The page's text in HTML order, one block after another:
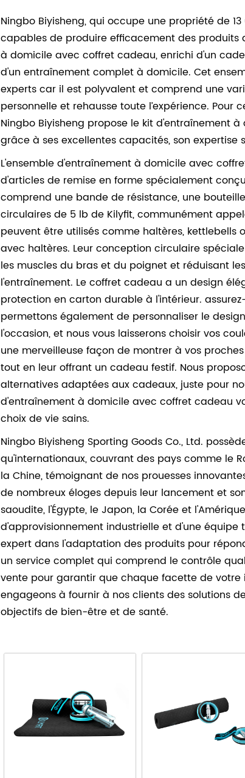
Ningbo Biyisheng, qui occupe une propriété de
capables de produire efficacement des
à domicile avec coffret cadeau, enrichi d'un
d'un entraînement complet à domicile. Cet
experts car il est polyvalent et comprend une
personnelle et rehausse toute l’expérience.
Ningbo Biyisheng propose le kit d'entraînement
grâce à ses excellentes capacités, son
L'ensemble d'entraînement à domicile avec
d'articles de remise en forme spécialement
comprend une bande de résistance, une
circulaires de 5 lb de Kilyfit, communément
peuvent être utilisés comme haltères,
avec haltères. Leur conception circulaire
les muscles du bras et du poignet et réduisant
l'entraînement. Le coffret cadeau a un design
protection en carton durable à l'intérieur.
permettons également de personnaliser le
l'occasion, et nous vous laisserons choisir vos
une merveilleuse façon de montrer à vos
tout en leur offrant un cadeau festif. Nous
alternatives adaptées aux cadeaux, juste pour
d'entraînement à domicile avec coffret cadeau
choix de vie sains.
Ningbo Biyisheng Sporting Goods Co., Ltd.
qu'internationaux, couvrant des pays comme le
la Chine, témoignant de nos prouesses
de nombreux éloges depuis leur lancement et
saoudite, l'Égypte, le Japon, la Corée et
d'approvisionnement industrielle et d'une
expert dans l'adaptation des produits pour
un service complet qui comprend le contrôle
vente pour garantir que chaque facette de votre
engageons à fournir à nos clients des solutions
objectifs de bien-être et de santé.